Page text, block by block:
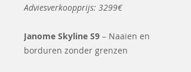
Adviesverkoopprijs: 3299€
Janome Skyline S9 – Naaien en
borduren zonder grenzen